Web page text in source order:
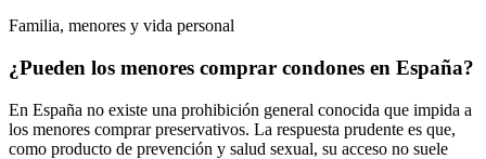
Familia, menores y vida personal
¿Pueden los menores comprar condones en España?
En España no existe una prohibición general conocida que impida a
los menores comprar preservativos. La respuesta prudente es que,
como producto de prevención y salud sexual, su acceso no suele